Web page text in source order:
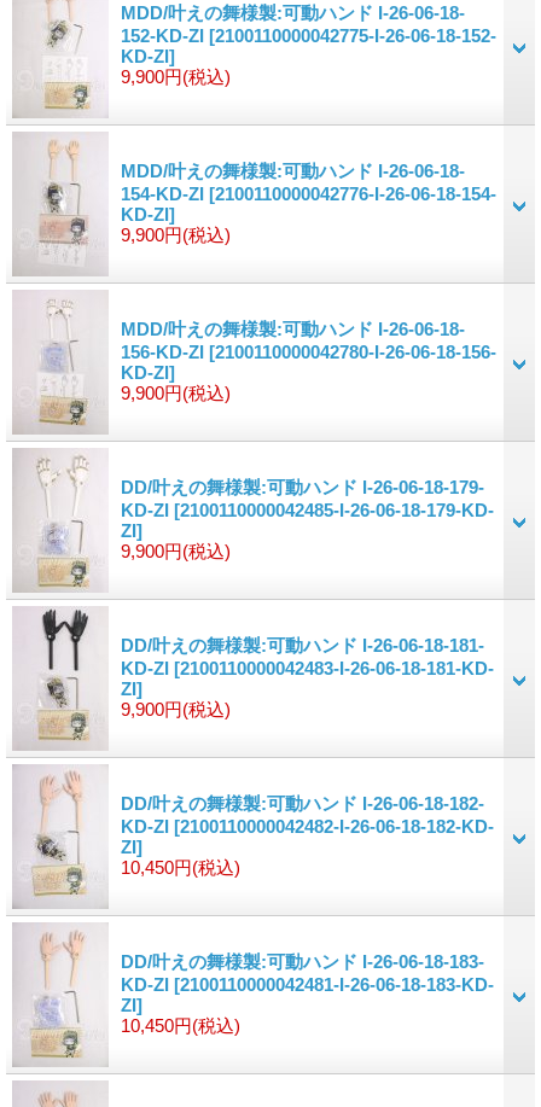
MDD/叶えの舞様製:可動ハンド I-26-06-18-
152-KD-ZI [2100110000042775-I-26-06-18-152-
KD-ZI]
9,900円(税込)
MDD/叶えの舞様製:可動ハンド I-26-06-18-
154-KD-ZI [2100110000042776-I-26-06-18-154-
KD-ZI]
9,900円(税込)
MDD/叶えの舞様製:可動ハンド I-26-06-18-
156-KD-ZI [2100110000042780-I-26-06-18-156-
KD-ZI]
9,900円(税込)
DD/叶えの舞様製:可動ハンド I-26-06-18-179-
KD-ZI [2100110000042485-I-26-06-18-179-KD-
ZI]
9,900円(税込)
DD/叶えの舞様製:可動ハンド I-26-06-18-181-
KD-ZI [2100110000042483-I-26-06-18-181-KD-
ZI]
9,900円(税込)
DD/叶えの舞様製:可動ハンド I-26-06-18-182-
KD-ZI [2100110000042482-I-26-06-18-182-KD-
ZI]
10,450円(税込)
DD/叶えの舞様製:可動ハンド I-26-06-18-183-
KD-ZI [2100110000042481-I-26-06-18-183-KD-
ZI]
10,450円(税込)